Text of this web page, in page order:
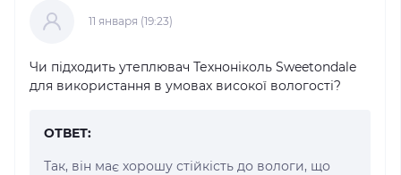
11 января (19:23)
Чи підходить утеплювач Техноніколь Sweetondale
для використання в умовах високої вологості?
ОТВЕТ:
Так, він має хорошу стійкість до вологи, що